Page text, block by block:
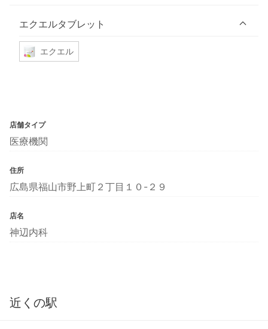
エクエルタブレット
エクエル
店舗タイプ
医療機関
住所
広島県福山市野上町２丁目１０-２９
店名
神辺内科
近くの駅